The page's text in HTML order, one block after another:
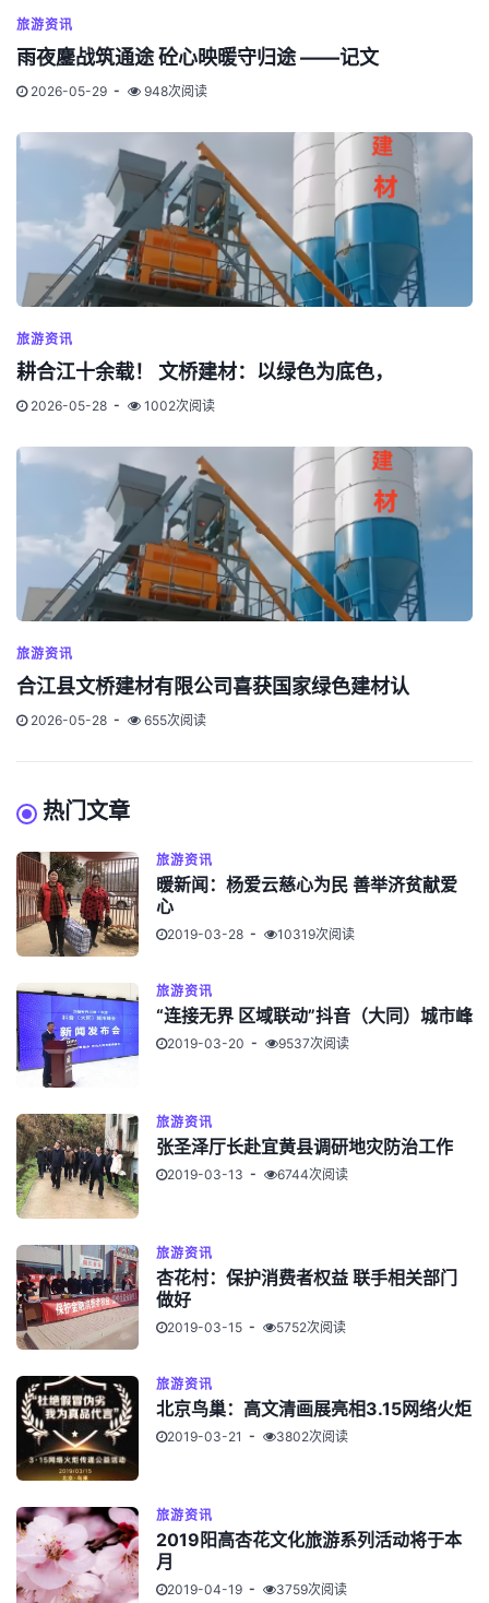
旅游资讯
雨夜鏖战筑通途 砼心映暖守归途 ——记文
2026-05-29 948次阅读
旅游资讯
耕合江十余载！ 文桥建材：以绿色为底色，
2026-05-28 1002次阅读
旅游资讯
合江县文桥建材有限公司喜获国家绿色建材认
2026-05-28 655次阅读
热门文章
旅游资讯
暖新闻：杨爱云慈心为民 善举济贫献爱
心
2019-03-28 10319次阅读
旅游资讯
“连接无界 区域联动”抖音（大同）城市峰
2019-03-20 9537次阅读
旅游资讯
张圣泽厅长赴宜黄县调研地灾防治工作
2019-03-13 6744次阅读
旅游资讯
杏花村：保护消费者权益 联手相关部门
做好
2019-03-15 5752次阅读
旅游资讯
北京鸟巢：高文清画展亮相3.15网络火炬
2019-03-21 3802次阅读
旅游资讯
2019阳高杏花文化旅游系列活动将于本
月
2019-04-19 3759次阅读